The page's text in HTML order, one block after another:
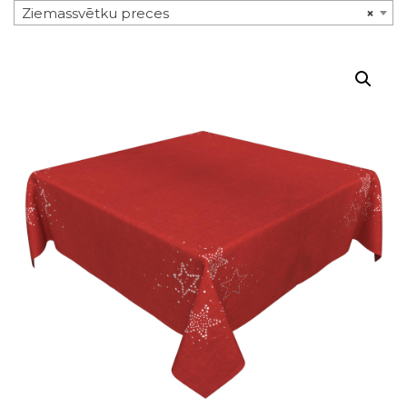
×
Ziemassvētku preces